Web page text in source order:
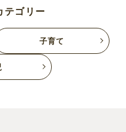
テゴリー
子育て